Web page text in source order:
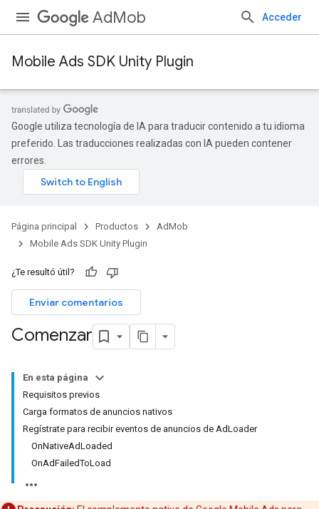
AdMob Acceder
Mobile Ads SDK Unity Plugin
Google utiliza tecnología de IA para traducir contenido a tu idioma
preferido. Las traducciones realizadas con IA pueden contener
errores.
Página principal Productos
AdMob
Mobile Ads SDK Unity Plugin
¿Te resultó útil?
Enviar comentarios
Comenzar
En esta página
Requisitos previos
Carga formatos de anuncios nativos
Regístrate para recibir eventos de anuncios de AdLoader
OnNativeAdLoaded
OnAdFailedToLoad